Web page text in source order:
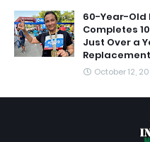
60-Year-Old
Completes
Just Over a
Replacement
October 12,